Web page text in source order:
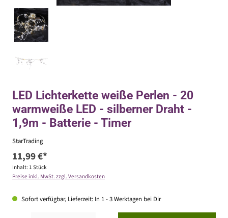
LED Lichterkette weiße Perlen - 20
warmweiße LED - silberner Draht -
1,9m - Batterie - Timer
StarTrading
11,99 €*
Inhalt: 1 Stück
Preise inkl. MwSt. zzgl. Versandkosten
Sofort verfügbar, Lieferzeit: In 1 - 3 Werktagen bei Dir